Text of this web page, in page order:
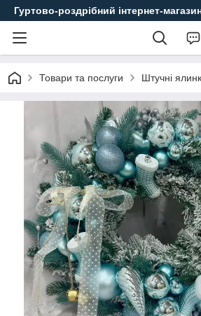
Гуртово-роздрібний інтернет-
Товари та послуги Штучні